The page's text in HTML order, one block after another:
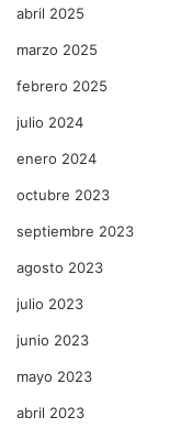
abril 2025
marzo 2025
febrero 2025
julio 2024
enero 2024
octubre 2023
septiembre 2023
agosto 2023
julio 2023
junio 2023
mayo 2023
abril 2023